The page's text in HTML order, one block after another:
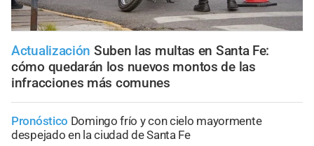
Actualización Suben las multas en Santa Fe:
cómo quedarán los nuevos montos de las
infracciones más comunes
Pronóstico Domingo frío y con cielo mayormente
despejado en la ciudad de Santa Fe